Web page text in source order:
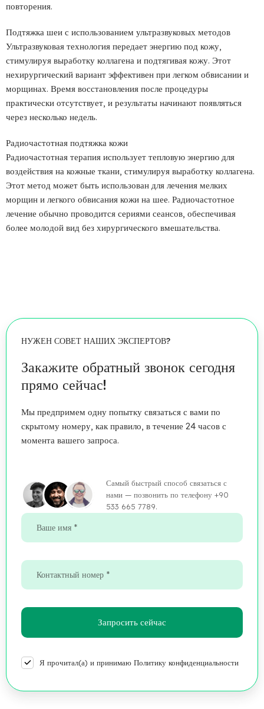
повторения.
Подтяжка шеи с использованием ультразвуковых методов
Ультразвуковая технология передает энергию под кожу,
стимулируя выработку коллагена и подтягивая кожу. Этот
нехирургический вариант эффективен при легком обвисании и
морщинах. Время восстановления после процедуры
практически отсутствует, и результаты начинают появляться
через несколько недель.
Радиочастотная подтяжка кожи
Радиочастотная терапия использует тепловую энергию для
воздействия на кожные ткани, стимулируя выработку коллагена.
Этот метод может быть использован для лечения мелких
морщин и легкого обвисания кожи на шее. Радиочастотное
лечение обычно проводится сериями сеансов, обеспечивая
более молодой вид без хирургического вмешательства.
НУЖЕН СОВЕТ НАШИХ ЭКСПЕРТОВ?
Закажите обратный звонок сегодня
прямо сейчас!
Мы предпримем одну попытку связаться с вами по
скрытому номеру, как правило, в течение 24 часов с
момента вашего запроса.
Самый быстрый способ связаться с
нами — позвонить по телефону +90
533 665 7789.
Я прочитал(а) и принимаю Политику конфиденциальности